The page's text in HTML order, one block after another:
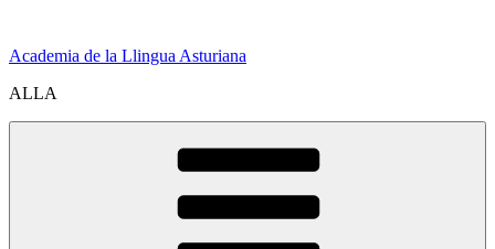
content
Academia de la Llingua Asturiana
ALLA